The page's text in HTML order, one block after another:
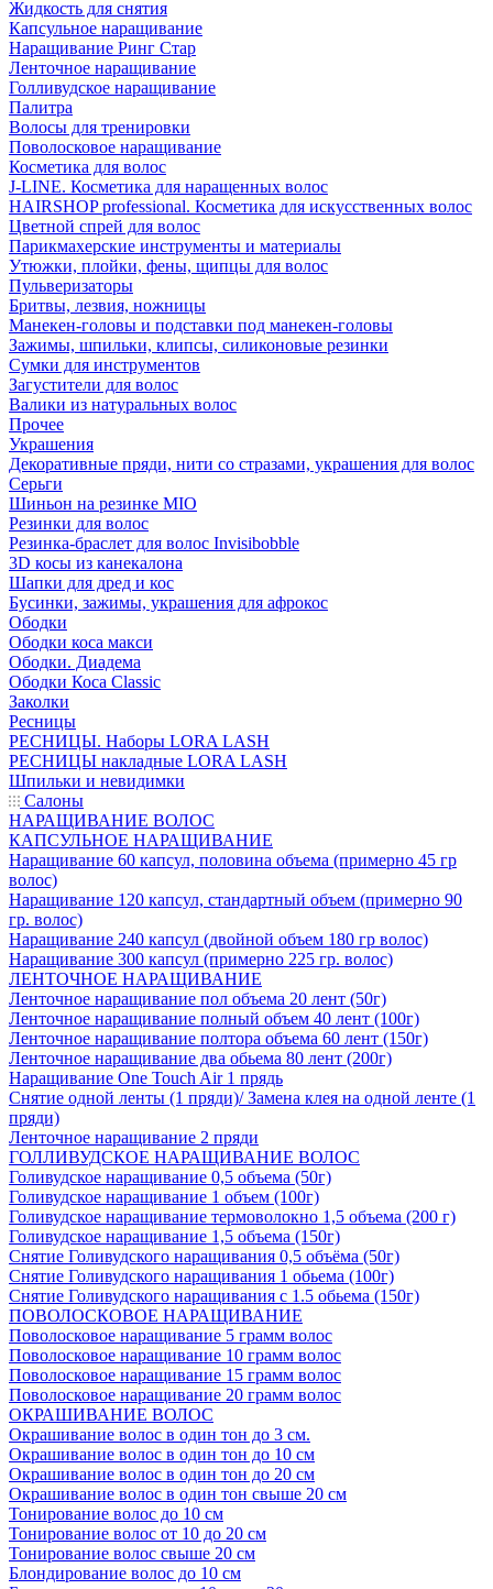
Жидкость для снятия
Капсульное наращивание
Наращивание Ринг Стар
Ленточное наращивание
Голливудское наращивание
Палитра
Волосы для тренировки
Поволосковое наращивание
Косметика для волос
J-LINE. Косметика для наращенных волос
HAIRSHOP professional. Косметика для искусственных волос
Цветной спрей для волос
Парикмахерские инструменты и материалы
Утюжки, плойки, фены, щипцы для волос
Пульверизаторы
Бритвы, лезвия, ножницы
Манекен-головы и подставки под манекен-головы
Зажимы, шпильки, клипсы, силиконовые резинки
Сумки для инструментов
Загустители для волос
Валики из натуральных волос
Прочее
Украшения
Декоративные пряди, нити со стразами, украшения для волос
Серьги
Шиньон на резинке MIO
Резинки для волос
Резинка-браслет для волос Invisibobble
3D косы из канекалона
Шапки для дред и кос
Бусинки, зажимы, украшения для афрокос
Ободки
Ободки коса макси
Ободки. Диадема
Ободки Коса Classic
Заколки
Ресницы
РЕСНИЦЫ. Наборы LORA LASH
РЕСНИЦЫ накладные LORA LASH
Шпильки и невидимки
Салоны
НАРАЩИВАНИЕ ВОЛОС
КАПСУЛЬНОЕ НАРАЩИВАНИЕ
Наращивание 60 капсул, половина объема (примерно 45 гр
волос)
Наращивание 120 капсул, стандартный объем (примерно 90
гр. волос)
Наращивание 240 капсул (двойной объем 180 гр волос)
Наращивание 300 капсул (примерно 225 гр. волос)
ЛЕНТОЧНОЕ НАРАЩИВАНИЕ
Ленточное наращивание пол объема 20 лент (50г)
Ленточное наращивание полный объем 40 лент (100г)
Ленточное наращивание полтора объема 60 лент (150г)
Ленточное наращивание два обьема 80 лент (200г)
Наращивание One Touch Air 1 прядь
Снятие одной ленты (1 пряди)/ Замена клея на одной ленте (1
пряди)
Ленточное наращивание 2 пряди
ГОЛЛИВУДСКОЕ НАРАЩИВАНИЕ ВОЛОС
Голивудское наращивание 0,5 объема (50г)
Голивудское наращивание 1 объем (100г)
Голивудское наращивание термоволокно 1,5 объема (200 г)
Голивудское наращивание 1,5 объема (150г)
Снятие Голивудского наращивания 0,5 объёма (50г)
Снятие Голивудского наращивания 1 обьема (100г)
Снятие Голивудского наращивания с 1.5 обьема (150г)
ПОВОЛОСКОВОЕ НАРАЩИВАНИЕ
Поволосковое наращивание 5 грамм волос
Поволосковое наращивание 10 грамм волос
Поволосковое наращивание 15 грамм волос
Поволосковое наращивание 20 грамм волос
ОКРАШИВАНИЕ ВОЛОС
Окрашивание волос в один тон до 3 см.
Окрашивание волос в один тон до 10 см
Окрашивание волос в один тон до 20 см
Окрашивание волос в один тон свыше 20 см
Тонирование волос до 10 см
Тонирование волос от 10 до 20 см
Тонирование волос свыше 20 см
Блондирование волос до 10 см